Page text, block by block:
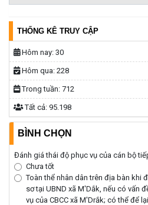
THỐNG KÊ TRUY CẬP
Hôm nay: 30
Hôm qua: 228
Trong tuần: 712
Tất cả: 95.198
BÌNH CHỌN
Đánh giá thái độ phục vụ của cán bộ
Chưa tốt
Toàn thể nhân dân trên địa bàn khi
sơ tại UBND xã M'Dắk, nếu có vấn
vụ của CBCC xã M'Drắk; có thể để